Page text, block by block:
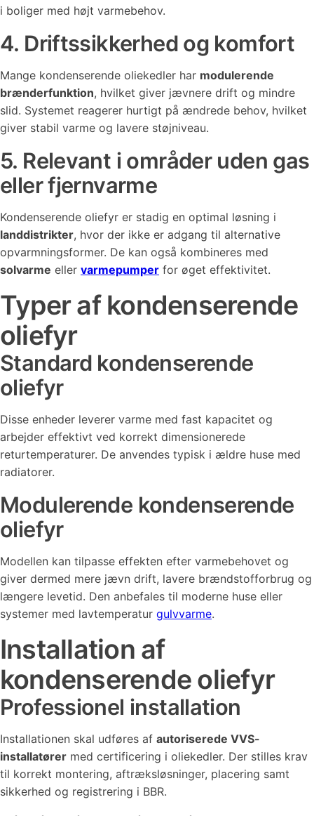
i boliger med højt varmebehov.
4. Driftssikkerhed og komfort
Mange kondenserende oliekedler har modulerende
brænderfunktion, hvilket giver jævnere drift og mindre
slid. Systemet reagerer hurtigt på ændrede behov, hvilket
giver stabil varme og lavere støjniveau.
5. Relevant i områder uden gas
eller fjernvarme
Kondenserende oliefyr er stadig en optimal løsning i
landdistrikter, hvor der ikke er adgang til alternative
opvarmningsformer. De kan også kombineres med
solvarme eller varmepumper for øget effektivitet.
Typer af kondenserende
oliefyr
Standard kondenserende
oliefyr
Disse enheder leverer varme med fast kapacitet og
arbejder effektivt ved korrekt dimensionerede
returtemperaturer. De anvendes typisk i ældre huse med
radiatorer.
Modulerende kondenserende
oliefyr
Modellen kan tilpasse effekten efter varmebehovet og
giver dermed mere jævn drift, lavere brændstofforbrug og
længere levetid. Den anbefales til moderne huse eller
systemer med lavtemperatur gulvvarme.
Installation af
kondenserende oliefyr
Professionel installation
Installationen skal udføres af autoriserede VVS-
installatører med certificering i oliekedler. Der stilles krav
til korrekt montering, aftræksløsninger, placering samt
sikkerhed og registrering i BBR.